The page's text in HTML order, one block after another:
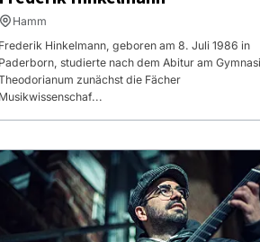
Hamm
Frederik Hinkelmann, geboren am 8. Juli 1986 in
Paderborn, studierte nach dem Abitur am
zunächst die Fächer
Musikwissenschaf...